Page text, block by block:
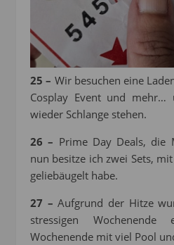
25 – Wir besuchen eine
Cosplay Event und
wieder Schlange stehen.
26 – Prime Day Deals, die
nun besitze ich zwei Sets,
geliebäugelt habe.
27 – Aufgrund der Hitze
stressigen
Wochenende mit viel Pool